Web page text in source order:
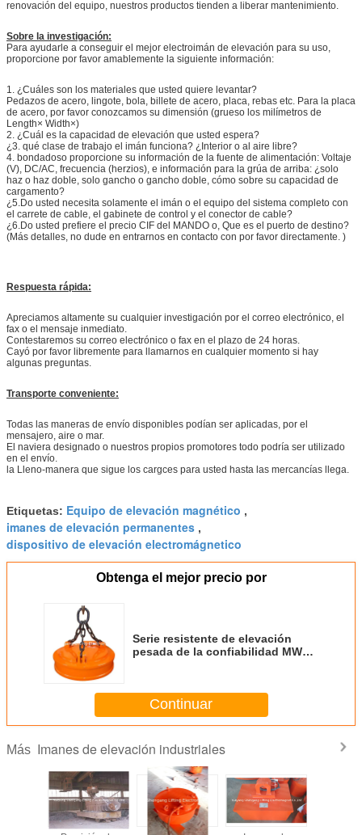
renovación del equipo, nuestros productos tienden a liberar mantenimiento.
Sobre la investigación:
Para ayudarle a conseguir el mejor electroimán de elevación para su uso,
proporcione por favor amablemente la siguiente información:
1. ¿Cuáles son los materiales que usted quiere levantar?
Pedazos de acero, lingote, bola, billete de acero, placa, rebas etc. Para la placa
de acero, por favor conozcamos su dimensión (grueso los milímetros de
Length× Width×)
2. ¿Cuál es la capacidad de elevación que usted espera?
¿3. qué clase de trabajo el imán funciona? ¿Interior o al aire libre?
4. bondadoso proporcione su información de la fuente de alimentación: Voltaje
(V), DC/AC, frecuencia (herzios), e información para la grúa de arriba: ¿solo
haz o haz doble, solo gancho o gancho doble, cómo sobre su capacidad de
cargamento?
¿5.Do usted necesita solamente el imán o el equipo del sistema completo con
el carrete de cable, el gabinete de control y el conector de cable?
¿6.Do usted prefiere el precio CIF del MANDO o, Que es el puerto de destino?
(Más detalles, no dude en entrarnos en contacto con por favor directamente. )
Respuesta rápida:
Apreciamos altamente su cualquier investigación por el correo electrónico, el
fax o el mensaje inmediato.
Contestaremos su correo electrónico o fax en el plazo de 24 horas.
Cayó por favor libremente para llamarnos en cualquier momento si hay
algunas preguntas.
Transporte conveniente:
Todas las maneras de envío disponibles podían ser aplicadas, por el
mensajero, aire o mar.
El naviera designado o nuestros propios promotores todo podría ser utilizado
en el envío.
la Lleno-manera que sigue los cargces para usted hasta las mercancías llega.
Etiquetas: Equipo de elevación magnético ,
imanes de elevación permanentes ,
dispositivo de elevación electromágnetico
Obtenga el mejor precio por
Serie resistente de elevación
pesada de la confiabilidad MW5
Continuar
Más Imanes de elevación industriales